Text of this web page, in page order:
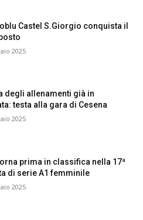
Castel S.Giorgio conquista il
2025
degli allenamenti già in
testa alla gara di Cesena
2025
prima in classifica nella 17ª
di serie A1 femminile
2025